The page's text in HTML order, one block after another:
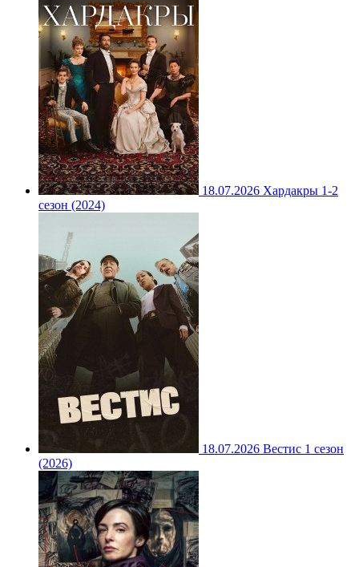
18.07.2026 Хардакры 1-2
сезон (2024)
18.07.2026 Вестис 1 сезон
(2026)